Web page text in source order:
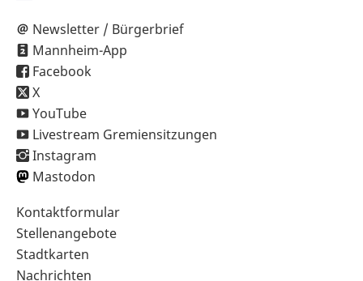
Newsletter / Bürgerbrief
Mannheim-App
Facebook
X
YouTube
Livestream Gremiensitzungen
Instagram
Mastodon
Sekundärnavigation
im
Fußbereich
Kontaktformular
Stellenangebote
Stadtkarten
Nachrichten